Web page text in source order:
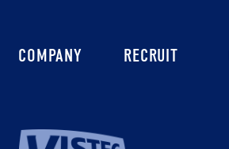
COMPANY RECRUIT